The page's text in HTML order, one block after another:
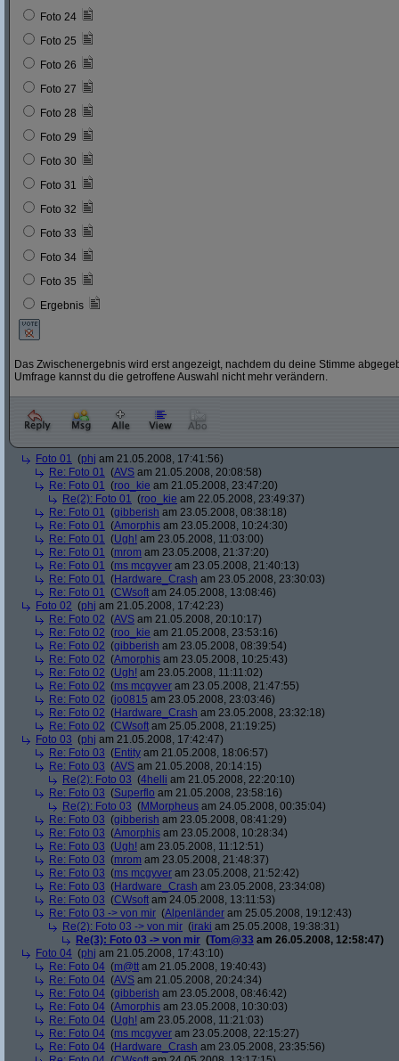
Foto 24
Foto 25
Foto 26
Foto 27
Foto 28
Foto 29
Foto 30
Foto 31
Foto 32
Foto 33
Foto 34
Foto 35
Ergebnis
Das Zwischenergebnis wird erst angezeigt, nachdem du deine Stimme
Umfrage kannst du die getroffene Auswahl nicht mehr verändern.
Foto 01 (phj am 21.05.2008, 17:41:56)
Re: Foto 01 (AVS am 21.05.2008, 20:08:58)
Re: Foto 01 (roo_kie am 21.05.2008, 23:47:20)
Re(2): Foto 01 (roo_kie am 22.05.2008, 23:49:37)
Re: Foto 01 (gibberish am 23.05.2008, 08:38:18)
Re: Foto 01 (Amorphis am 23.05.2008, 10:24:30)
Re: Foto 01 (Ugh! am 23.05.2008, 11:03:00)
Re: Foto 01 (mrom am 23.05.2008, 21:37:20)
Re: Foto 01 (ms mcgyver am 23.05.2008, 21:40:13)
Re: Foto 01 (Hardware_Crash am 23.05.2008, 23:30:03)
Re: Foto 01 (CWsoft am 24.05.2008, 13:08:46)
Foto 02 (phj am 21.05.2008, 17:42:23)
Re: Foto 02 (AVS am 21.05.2008, 20:10:17)
Re: Foto 02 (roo_kie am 21.05.2008, 23:53:16)
Re: Foto 02 (gibberish am 23.05.2008, 08:39:54)
Re: Foto 02 (Amorphis am 23.05.2008, 10:25:43)
Re: Foto 02 (Ugh! am 23.05.2008, 11:11:02)
Re: Foto 02 (ms mcgyver am 23.05.2008, 21:47:55)
Re: Foto 02 (jo0815 am 23.05.2008, 23:03:46)
Re: Foto 02 (Hardware_Crash am 23.05.2008, 23:32:18)
Re: Foto 02 (CWsoft am 25.05.2008, 21:19:25)
Foto 03 (phj am 21.05.2008, 17:42:47)
Re: Foto 03 (Entity am 21.05.2008, 18:06:57)
Re: Foto 03 (AVS am 21.05.2008, 20:14:15)
Re(2): Foto 03 (4helli am 21.05.2008, 22:20:10)
Re: Foto 03 (Superflo am 21.05.2008, 23:58:16)
Re(2): Foto 03 (MMorpheus am 24.05.2008, 00:35:04)
Re: Foto 03 (gibberish am 23.05.2008, 08:41:29)
Re: Foto 03 (Amorphis am 23.05.2008, 10:28:34)
Re: Foto 03 (Ugh! am 23.05.2008, 11:12:51)
Re: Foto 03 (mrom am 23.05.2008, 21:48:37)
Re: Foto 03 (ms mcgyver am 23.05.2008, 21:52:42)
Re: Foto 03 (Hardware_Crash am 23.05.2008, 23:34:08)
Re: Foto 03 (CWsoft am 24.05.2008, 13:11:53)
Re: Foto 03 -> von mir (Alpenländer am 25.05.2008, 19:12:43)
Re(2): Foto 03 -> von mir (iraki am 25.05.2008, 19:38:31)
Re(3): Foto 03 -> von mir (Tom@33 am 26.05.2008, 12:58:47)
Foto 04 (phj am 21.05.2008, 17:43:10)
Re: Foto 04 (m@tt am 21.05.2008, 19:40:43)
Re: Foto 04 (AVS am 21.05.2008, 20:24:34)
Re: Foto 04 (gibberish am 23.05.2008, 08:46:42)
Re: Foto 04 (Amorphis am 23.05.2008, 10:30:03)
Re: Foto 04 (Ugh! am 23.05.2008, 11:21:03)
Re: Foto 04 (ms mcgyver am 23.05.2008, 22:15:27)
Re: Foto 04 (Hardware_Crash am 23.05.2008, 23:35:56)